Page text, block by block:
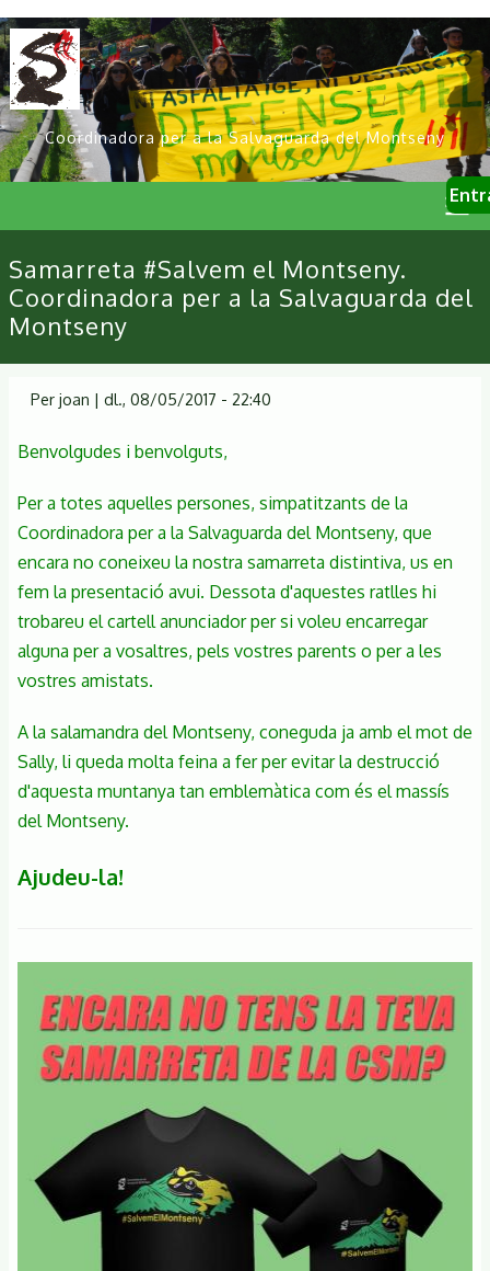
Vés
al
contingut
Coordinadora per a la Salvaguarda del Montseny
User
Primary
links
Samarreta #Salvem el Montseny.
Coordinadora per a la Salvaguarda del
Montseny
Per joan | dl., 08/05/2017 - 22:40
Benvolgudes i benvolguts,
Per a totes aquelles persones, simpatitzants de la
Coordinadora per a la Salvaguarda del Montseny, que
encara no coneixeu la nostra samarreta distintiva, us en
fem la presentació avui. Dessota d'aquestes ratlles hi
trobareu el cartell anunciador per si voleu encarregar
alguna per a vosaltres, pels vostres parents o per a les
vostres amistats.
A la salamandra del Montseny, coneguda ja amb el mot de
Sally, li queda molta feina a fer per evitar la destrucció
d'aquesta muntanya tan emblemàtica com és el massís
del Montseny.
Ajudeu-la!